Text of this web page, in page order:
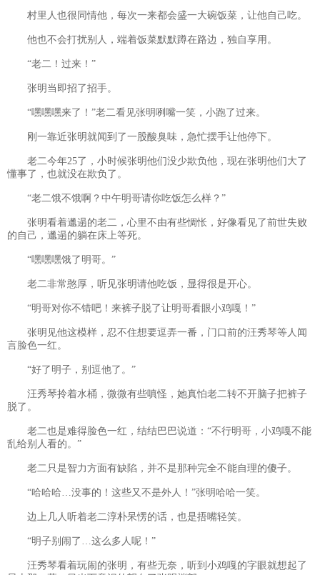
村里人也很同情他，每次一来都会盛一大碗饭菜，让他自己吃。
他也不会打扰别人，端着饭菜默默蹲在路边，独自享用。
“老二！过来！”
张明当即招了招手。
“嘿嘿嘿来了！”老二看见张明咧嘴一笑，小跑了过来。
刚一靠近张明就闻到了一股酸臭味，急忙摆手让他停下。
老二今年25了，小时候张明他们没少欺负他，现在张明他们大了
懂事了，也就没在欺负了。
“老二饿不饿啊？中午明哥请你吃饭怎么样？”
张明看着邋遢的老二，心里不由有些惆怅，好像看见了前世失败
的自己，邋遢的躺在床上等死。
“嘿嘿嘿饿了明哥。”
老二非常憨厚，听见张明请他吃饭，显得很是开心。
“明哥对你不错吧！来裤子脱了让明哥看眼小鸡嘎！”
张明见他这模样，忍不住想要逗弄一番，门口前的汪秀琴等人闻
言脸色一红。
“好了明子，别逗他了。”
汪秀琴拎着水桶，微微有些嗔怪，她真怕老二转不开脑子把裤子
脱了。
老二也是难得脸色一红，结结巴巴说道：“不行明哥，小鸡嘎不能
乱给别人看的。”
老二只是智力方面有缺陷，并不是那种完全不能自理的傻子。
“哈哈哈…没事的！这些又不是外人！”张明哈哈一笑。
边上几人听着老二淳朴呆愣的话，也是捂嘴轻笑。
“明子别闹了…这么多人呢！”
汪秀琴看着玩闹的张明，有些无奈，听到小鸡嘎的字眼就想起了